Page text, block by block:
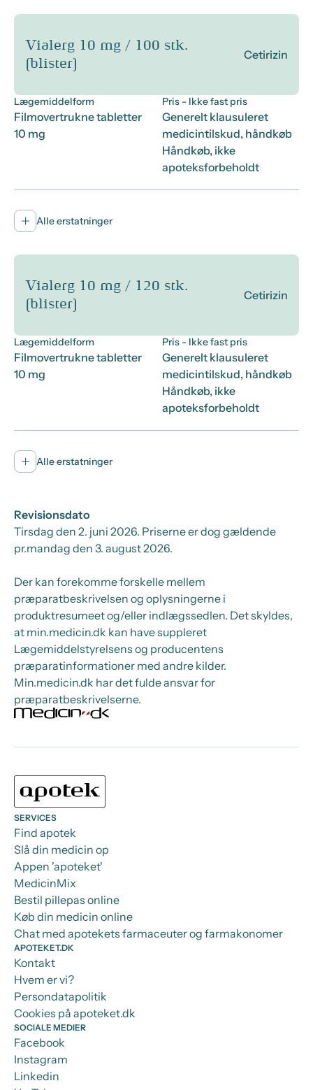
Vialerg 10 mg / 100 stk.
(blister)
Cetirizin
Lægemiddelform
Filmovertrukne tabletter
10 mg
Pris - Ikke fast pris
Generelt klausuleret
medicintilskud, håndkøb
Håndkøb, ikke
apoteksforbeholdt
Alle erstatninger
Vialerg 10 mg / 120 stk.
(blister)
Cetirizin
Lægemiddelform
Filmovertrukne tabletter
10 mg
Pris - Ikke fast pris
Generelt klausuleret
medicintilskud, håndkøb
Håndkøb, ikke
apoteksforbeholdt
Alle erstatninger
Revisionsdato
Tirsdag den 2. juni 2026. Priserne er dog gældende
pr.mandag den 3. august 2026.
Der kan forekomme forskelle mellem
præparatbeskrivelsen og oplysningerne i
produktresumeet og/eller indlægssedlen. Det skyldes,
at min.medicin.dk kan have suppleret
Lægemiddelstyrelsens og producentens
præparatinformationer med andre kilder.
Min.medicin.dk har det fulde ansvar for
præparatbeskrivelserne.
SERVICES
Find apotek
Slå din medicin op
Appen 'apoteket'
MedicinMix
Bestil pillepas online
Køb din medicin online
Chat med apotekets farmaceuter og farmakonomer
APOTEKET.DK
Kontakt
Hvem er vi?
Persondatapolitik
Cookies på apoteket.dk
SOCIALE MEDIER
Facebook
Instagram
Linkedin